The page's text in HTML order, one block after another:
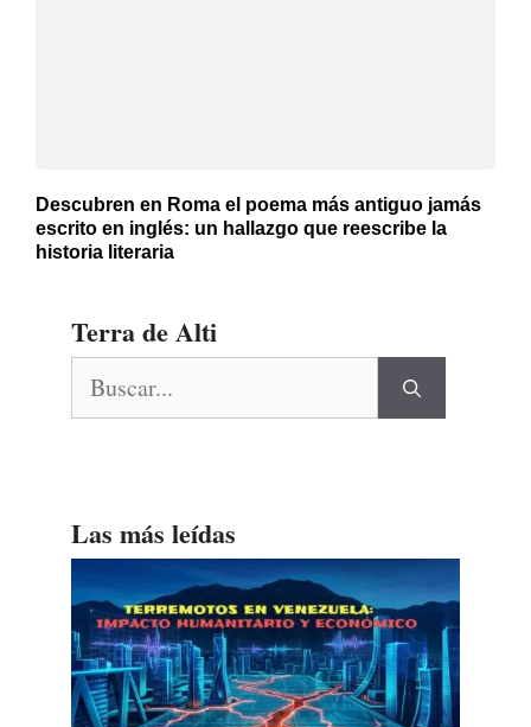
Descubren en Roma el poema más antiguo jamás
escrito en inglés: un hallazgo que reescribe la
historia literaria
Terra de Alti
Las más leídas